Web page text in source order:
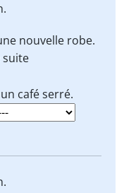
nouvelle robe.
suite
un café serré.